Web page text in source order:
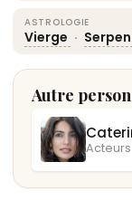
ASTROLOGIE
Vierge ·
Autre
Acteurs